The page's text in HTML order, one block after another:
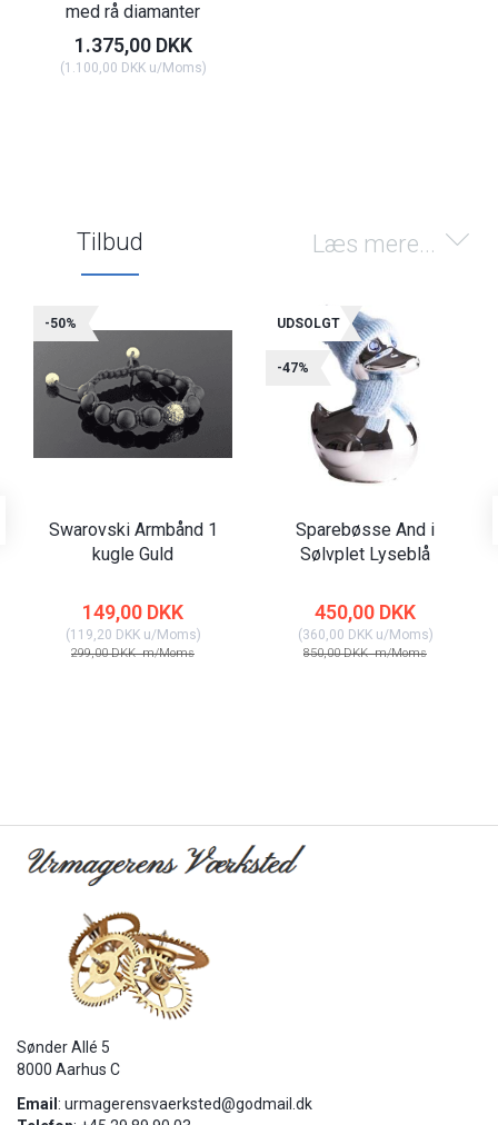
med rå diamanter
1.375,00 DKK
(1.100,00 DKKu/Moms)
Læs mere...
Tilbud
-50%
Swarovski Armbånd 1
kugle Guld
149,00 DKK
(119,20 DKKu/Moms)
299,00 DKKm/Moms
UDSOLGT
-47%
Sparebøsse And i
Sølvplet Lyseblå
450,00 DKK
(360,00 DKKu/Moms)
850,00 DKKm/Moms
Sønder Allé 5
8000 Aarhus C
Email : urmagerensvaerksted@godmail.dk